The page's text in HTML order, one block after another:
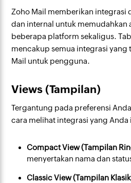
Zoho Mail memberikan integrasi
dan internal untuk memudahkan
beberapa platform sekaligus.
mencakup semua integrasi yang
Mail untuk pengguna.
Views (Tampilan)
Tergantung pada preferensi
cara melihat integrasi yang Anda
Compact View (Tampilan
menyertakan nama dan
Classic View (Tampilan